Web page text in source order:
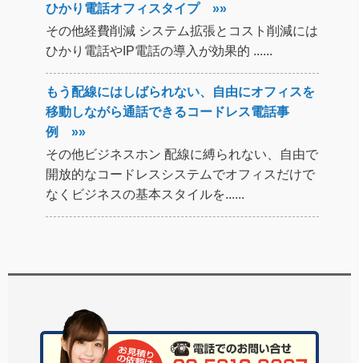
ひかり電話オフィスタイプ »»
その他経費削減 システム拡張とコスト削減には
ひかり電話やIP電話の導入が効果的 ......
もう配線にはしばられない、自由にオフィスを
移動しながら通話できるコードレス電話事
例 »»
その他ビジネスホン 配線に縛られない、自由で
開放的なコードレスシステムでオフィスだけで
なくビジネスの基本スタイルを......